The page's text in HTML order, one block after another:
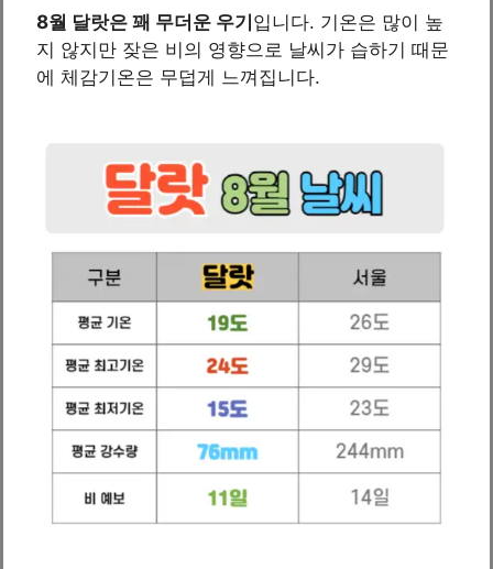
8월 달랏은 꽤 무더운 우기입니다. 기온은 많이 높
지 않지만 잦은 비의 영향으로 날씨가 습하기 때문
에 체감기온은 무덥게 느껴집니다.